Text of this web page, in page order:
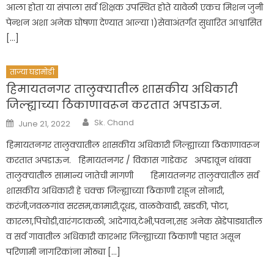
आला होता या संपाला सर्व शिक्षक उपस्थित होते यावेळी एकच मिशन जुनी
पेन्शन अशा अनेक घोषणा देण्यात आल्या १)सेवाअंतर्गत सुधारित आश्वासित
[…]
ताज्या घडामोडी
हिमायतनगर तालुक्यातील शासकीय अधिकारी
जिल्ह्याच्या ठिकाणावरून करतात अपडाऊन.
Posted
on
June 21, 2022 Author
Sk. Chand
हिमायतनगर तालुक्यातील शासकीय अधिकारी जिल्ह्याच्या ठिकाणावरून
करतात अपडाऊन. हिमायतनगर / विकास गाडेकर अपडावून थांबवा
तालुक्यातील सामान्य जातेची मागणी हिमायतनगर तालुक्यातील सर्व
शासकीय अधिकारी हे चक्क जिल्ह्याच्या ठिकाणी राहून सोनारी,
करंजी,जवळगांव सरसम,कामारी,दूधड, वाळकेवाडी, खडकी, पोटा,
कारला,पिचोडी,वारंगटाकळी, आदेगाव,टेभी,पवना,सह अनेक खेडेपाड्यातील
व सर्व गावातील अधिकारी कारभार जिल्ह्याच्या ठिकाणी पहात असून
परिणामी नागरिकांना मोठ्या […]